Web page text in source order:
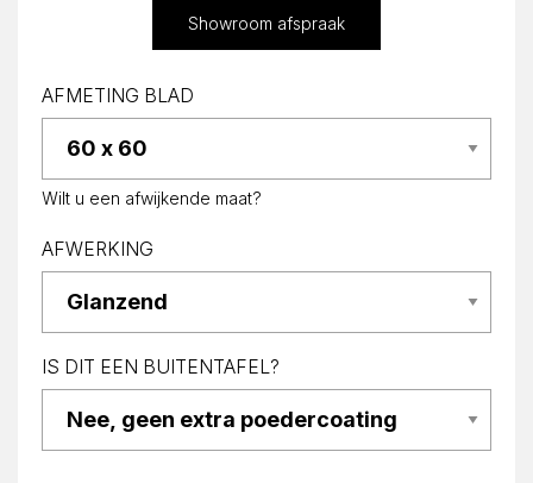
Showroom afspraak
AFMETING BLAD
Wilt u een afwijkende maat?
AFWERKING
IS DIT EEN BUITENTAFEL?